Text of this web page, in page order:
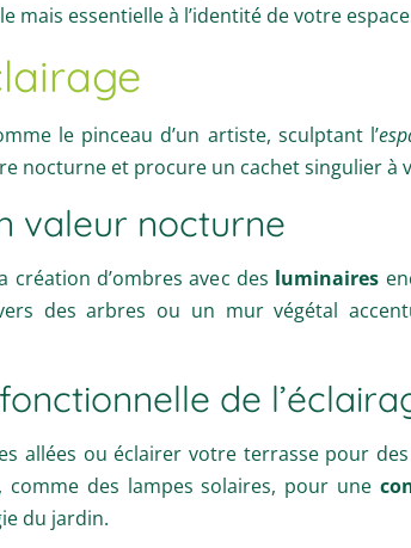
essentielle à l’identité de votre
le pinceau d’un artiste, sculptant l’
nocturne et procure un cachet singulier à
valeur nocturne
d’ombres avec des luminaires
des arbres ou un mur végétal
de
allées ou éclairer votre terrasse pour
, comme des lampes solaires, pour une
du jardin.